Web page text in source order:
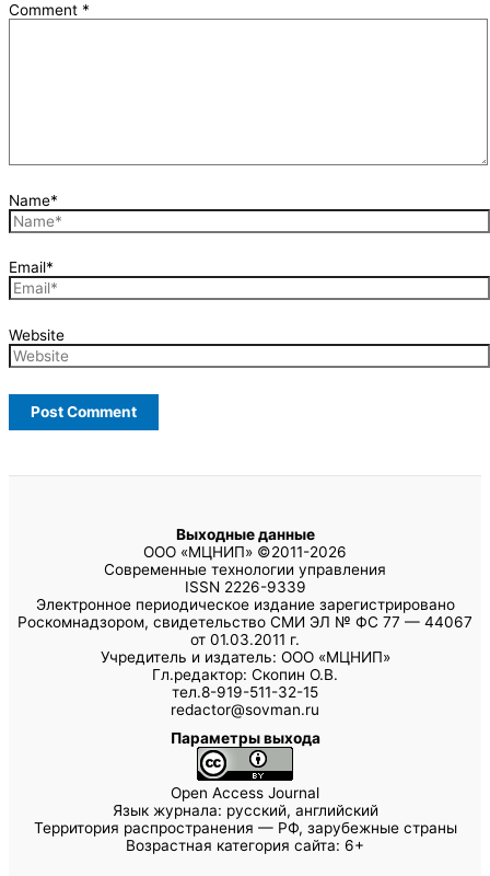
Comment *
Name*
Email*
Website
Выходные данные
ООО «МЦНИП» ©2011-2026
Современные технологии управления
ISSN 2226-9339
Электронное периодическое издание зарегистрировано
Роскомнадзором, свидетельство СМИ ЭЛ № ФС 77 — 44067
от 01.03.2011 г.
Учредитель и издатель: ООО «МЦНИП»
Гл.редактор: Скопин О.В.
тел.8-919-511-32-15
redactor@sovman.ru
Параметры выхода
Open Access Journal
Язык журнала: русский, английский
Территория распространения — РФ, зарубежные страны
Возрастная категория сайта: 6+